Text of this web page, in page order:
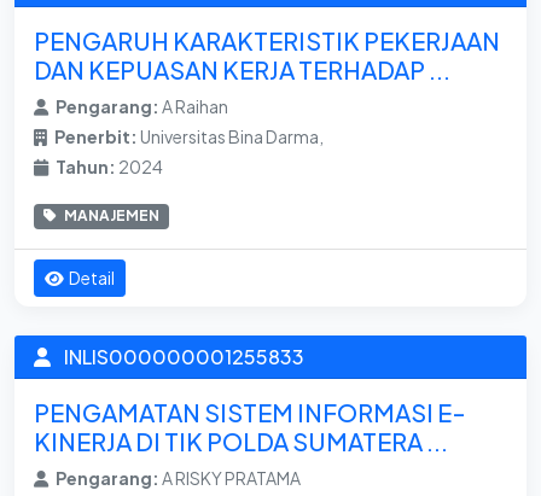
PENGARUH KARAKTERISTIK PEKERJAAN
DAN KEPUASAN KERJA TERHADAP ...
Pengarang: A Raihan
Penerbit: Universitas Bina Darma,
Tahun: 2024
MANAJEMEN
Detail
INLIS000000001255833
PENGAMATAN SISTEM INFORMASI E-
KINERJA DI TIK POLDA SUMATERA ...
Pengarang: A RISKY PRATAMA